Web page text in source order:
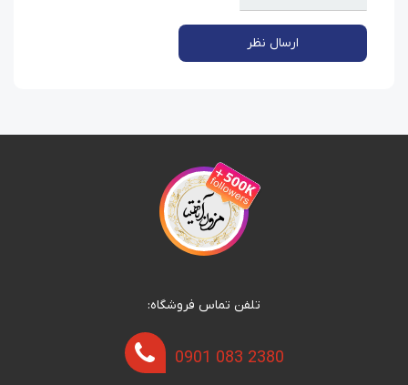
ارسال نظر
تلفن تماس فروشگاه:
0901 083 2380